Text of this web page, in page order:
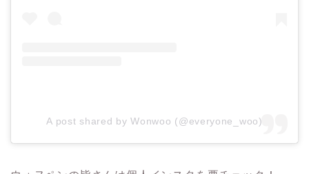
A post shared by Wonwoo (@everyone_woo)